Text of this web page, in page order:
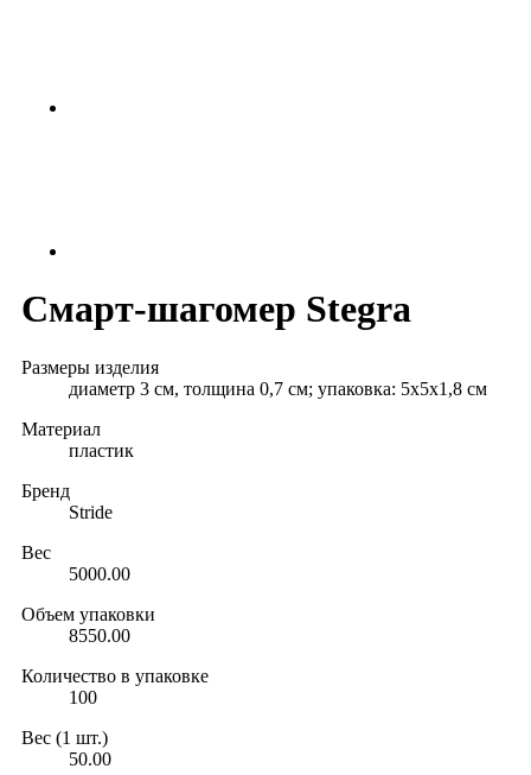
Смарт-шагомер Stegra
Размеры изделия
диаметр 3 см, толщина 0,7 см; упаковка: 5x5x1,8 см
Материал
пластик
Бренд
Stride
Вес
5000.00
Объем упаковки
8550.00
Количество в упаковке
100
Вес (1 шт.)
50.00